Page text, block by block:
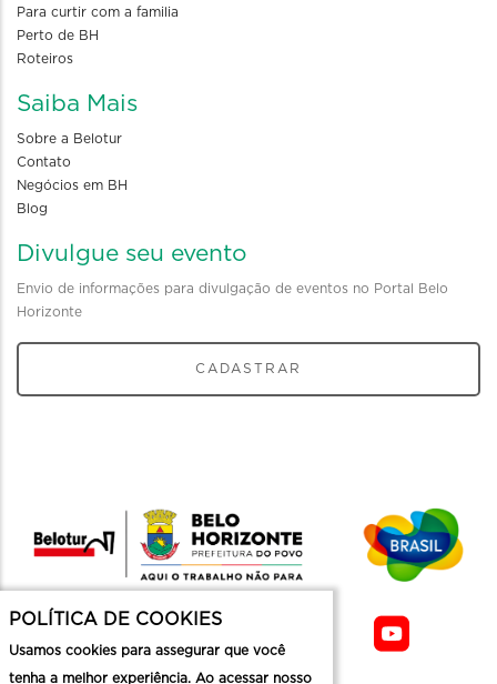
Para curtir com a familia
Perto de BH
Roteiros
Saiba Mais
Sobre a Belotur
Contato
Negócios em BH
Blog
Divulgue seu evento
Envio de informações para divulgação de eventos no Portal Belo
Horizonte
CADASTRAR
POLÍTICA DE COOKIES
Usamos cookies para assegurar que você
tenha a melhor experiência. Ao acessar nosso